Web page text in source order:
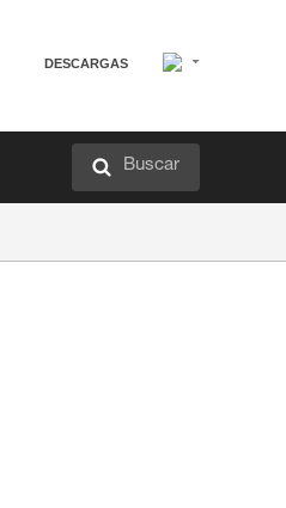
DESCARGAS
Buscar